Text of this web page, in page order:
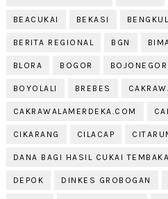
BEACUKAI BEKASI
BERITA REGIONAL BGN
BLORA BOGOR
BOYOLALI BREBES
CAKRAWALAMERDEKA.COM
CIKARANG CILACAP
DANA BAGI HASIL CUKAI
DEPOK DINKES GROBOGAN